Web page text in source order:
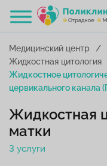
Медицинский центр
Жидкостная цитология
Жидкостное
цервикального канала
Жидкостная
матки
3 услуги